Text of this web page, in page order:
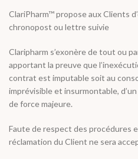
ClariPharm™ propose aux Clients
chronopost ou lettre suivie
Claripharm s’exonère de tout ou
apportant la preuve que
contrat est imputable soit au
imprévisible et insurmontable,
de force majeure.
Faute de respect des procédures
réclamation du Client ne sera